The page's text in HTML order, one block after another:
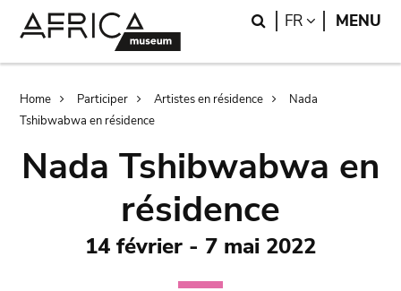
Search
FR LANGUAGE
MENU
Breadcrumb
Home Participer Artistes en résidence
Nada
Tshibwabwa en résidence
Nada Tshibwabwa en
résidence
14 février - 7 mai 2022